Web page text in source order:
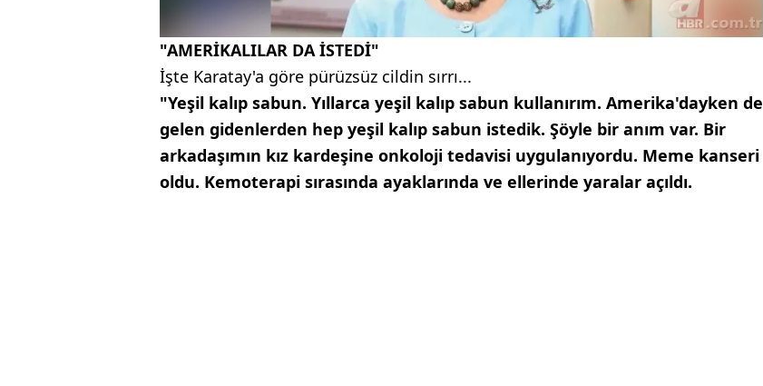
"AMERİKALILAR DA İSTEDİ"
İşte Karatay'a göre pürüzsüz cildin sırrı...
"Yeşil kalıp sabun. Yıllarca yeşil kalıp sabun kullanırım. Amerika'dayken de
gelen gidenlerden hep yeşil kalıp sabun istedik. Şöyle bir anım var. Bir
arkadaşımın kız kardeşine onkoloji tedavisi uygulanıyordu. Meme kanseri
oldu. Kemoterapi sırasında ayaklarında ve ellerinde yaralar açıldı.